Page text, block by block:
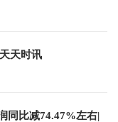
天时讯
同比减74.47%左右|